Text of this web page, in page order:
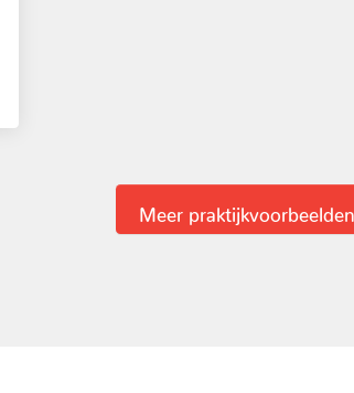
Meer praktijkvoorbeelden